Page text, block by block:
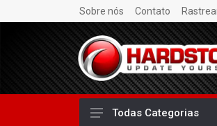
Sobre nós Contato
Todas Categorias